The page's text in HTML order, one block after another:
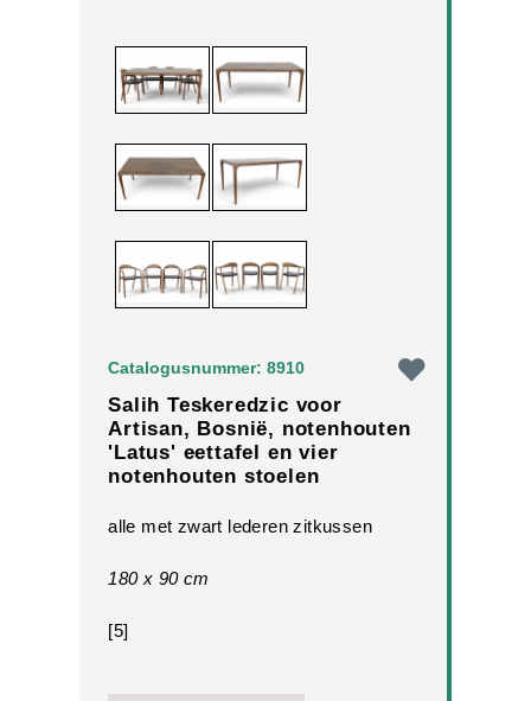
Catalogusnummer: 8910
Salih Teskeredzic voor
Artisan, Bosnië, notenhouten
'Latus' eettafel en vier
notenhouten stoelen
alle met zwart lederen zitkussen
180 x 90 cm
[5]